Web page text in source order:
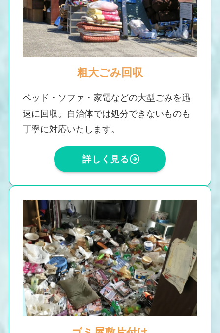
粗大ごみ回収
ベッド・ソファ・家電などの大型ごみを迅
速に回収。自治体では処分できないものも
丁寧に対応いたします。
詳しく見る